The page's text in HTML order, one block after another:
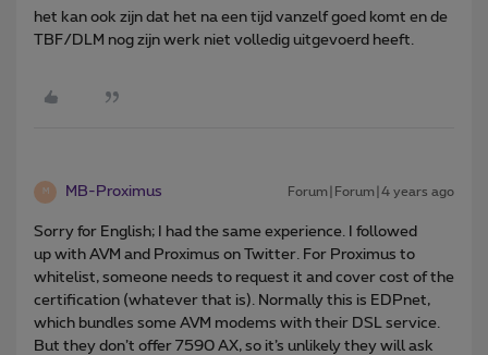
het kan ook zijn dat het na een tijd vanzelf goed komt en de
TBF/DLM nog zijn werk niet volledig uitgevoerd heeft.
M MB-Proximus Forum|Forum|4 years ago
Sorry for English; I had the same experience. I followed
up with AVM and Proximus on Twitter. For Proximus to
whitelist, someone needs to request it and cover cost of the
certification (whatever that is). Normally this is EDPnet,
which bundles some AVM modems with their DSL service.
But they don’t offer 7590 AX, so it’s unlikely they will ask